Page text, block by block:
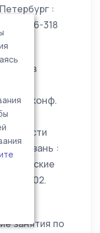
:
С. 316-318
в
//
конф.
и
– Казань :
201-202.
2.
занятия по